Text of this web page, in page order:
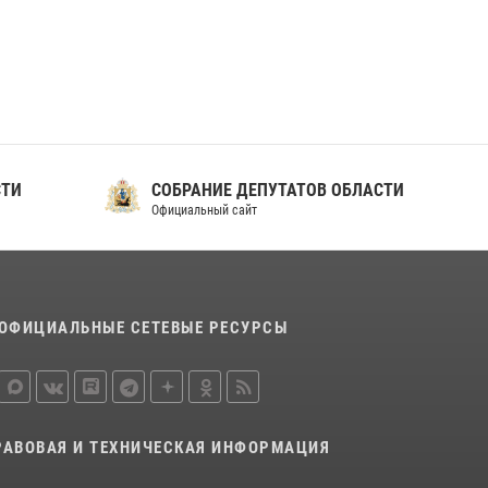
СОБРАНИЕ ДЕПУТАТОВ ОБЛАСТИ
Официальный сайт
СЕТЕВЫЕ РЕСУРСЫ
И ТЕХНИЧЕСКАЯ ИНФОРМАЦИЯ